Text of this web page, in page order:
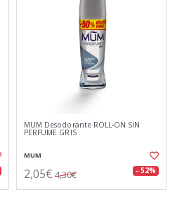
MUM Desodorante ROLL-ON SIN
PERFUME GRIS
MUM
2,05€ 4,30€ - 52%